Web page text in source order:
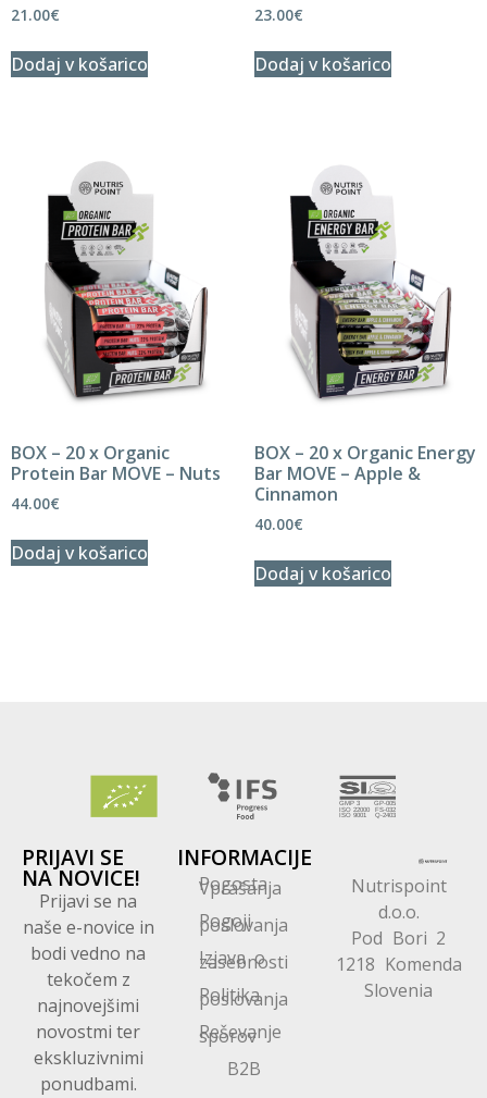
21.00€
Dodaj v košarico
23.00€
Dodaj v košarico
BOX – 20 x Organic
Protein Bar MOVE – Nuts
44.00€
Dodaj v košarico
BOX – 20 x Organic Energy
Bar MOVE – Apple &
Cinnamon
40.00€
Dodaj v košarico
PRIJAVI SE
NA NOVICE!
Prijavi se na
naše e-novice in
bodi vedno na
tekočem z
najnovejšimi
novostmi ter
ekskluzivnimi
ponudbami.
INFORMACIJE
Pogosta
Vprašanja
Pogoji
poslovanja
Izjava o
zasebnosti
Politika
poslovanja
Reševanje
sporov
B2B
Nutrispoint
d.o.o.
Pod Bori 2
1218 Komenda
Slovenia